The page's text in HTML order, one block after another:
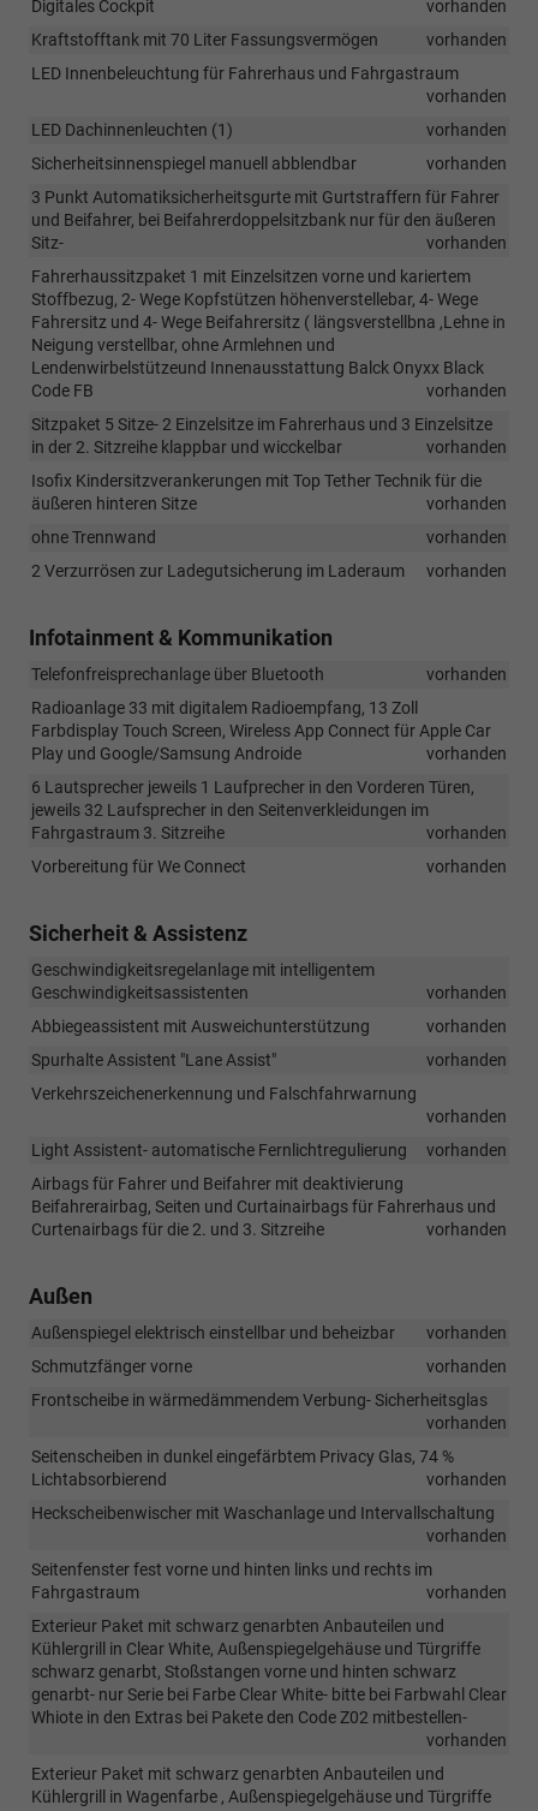
Digitales Cockpit
vorhanden
Kraftstofftank mit 70 Liter Fassungsvermögen
vorhanden
LED Innenbeleuchtung für Fahrerhaus und Fahrgastraum
vorhanden
LED Dachinnenleuchten (1)
vorhanden
Sicherheitsinnenspiegel manuell abblendbar
vorhanden
3 Punkt Automatiksicherheitsgurte mit Gurtstraffern für Fahrer
und Beifahrer, bei Beifahrerdoppelsitzbank nur für den äußeren
Sitz-
vorhanden
Fahrerhaussitzpaket 1 mit Einzelsitzen vorne und kariertem
Stoffbezug, 2- Wege Kopfstützen höhenverstellebar, 4- Wege
Fahrersitz und 4- Wege Beifahrersitz ( längsverstellbna ,Lehne in
Neigung verstellbar, ohne Armlehnen und
Lendenwirbelstützeund Innenausstattung Balck Onyxx Black
Code FB
vorhanden
Sitzpaket 5 Sitze- 2 Einzelsitze im Fahrerhaus und 3 Einzelsitze
in der 2. Sitzreihe klappbar und wicckelbar
vorhanden
Isofix Kindersitzverankerungen mit Top Tether Technik für die
äußeren hinteren Sitze
vorhanden
ohne Trennwand
vorhanden
2 Verzurrösen zur Ladegutsicherung im Laderaum
vorhanden
Infotainment & Kommunikation
Telefonfreisprechanlage über Bluetooth
vorhanden
Radioanlage 33 mit digitalem Radioempfang, 13 Zoll
Farbdisplay Touch Screen, Wireless App Connect für Apple Car
Play und Google/Samsung Androide
vorhanden
6 Lautsprecher jeweils 1 Laufprecher in den Vorderen Türen,
jeweils 32 Laufsprecher in den Seitenverkleidungen im
Fahrgastraum 3. Sitzreihe
vorhanden
Vorbereitung für We Connect
vorhanden
Sicherheit & Assistenz
Geschwindigkeitsregelanlage mit intelligentem
Geschwindigkeitsassistenten
vorhanden
Abbiegeassistent mit Ausweichunterstützung
vorhanden
Spurhalte Assistent "Lane Assist"
vorhanden
Verkehrszeichenerkennung und Falschfahrwarnung
vorhanden
Light Assistent- automatische Fernlichtregulierung
vorhanden
Airbags für Fahrer und Beifahrer mit deaktivierung
Beifahrerairbag, Seiten und Curtainairbags für Fahrerhaus und
Curtenairbags für die 2. und 3. Sitzreihe
vorhanden
Außen
Außenspiegel elektrisch einstellbar und beheizbar
vorhanden
Schmutzfänger vorne
vorhanden
Frontscheibe in wärmedämmendem Verbung- Sicherheitsglas
vorhanden
Seitenscheiben in dunkel eingefärbtem Privacy Glas, 74 %
Lichtabsorbierend
vorhanden
Heckscheibenwischer mit Waschanlage und Intervallschaltung
vorhanden
Seitenfenster fest vorne und hinten links und rechts im
Fahrgastraum
vorhanden
Exterieur Paket mit schwarz genarbten Anbauteilen und
Kühlergrill in Clear White, Außenspiegelgehäuse und Türgriffe
schwarz genarbt, Stoßstangen vorne und hinten schwarz
genarbt- nur Serie bei Farbe Clear White- bitte bei Farbwahl Clear
Whiote in den Extras bei Pakete den Code Z02 mitbestellen-
vorhanden
Exterieur Paket mit schwarz genarbten Anbauteilen und
Kühlergrill in Wagenfarbe , Außenspiegelgehäuse und Türgriffe